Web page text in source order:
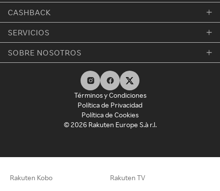
CASHBACK
SERVICIOS
SOBRE NOSOTROS
Términos y Condiciones
Política de Privacidad
Política de Cookies
© 2026 Rakuten Europe S.à r.l.
Rakuten Kobo Rakuten TV